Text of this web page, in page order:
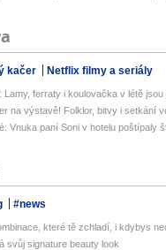
kačer Netflix filmy a seriály
ferraty i koulovačka v létě jsou
na výstavě! Folklor, bitvy i setkání
Vnuka paní Soni v hotelu poštípaly
#news
které tě zchladí, i kdybys
svůj signature beauty look